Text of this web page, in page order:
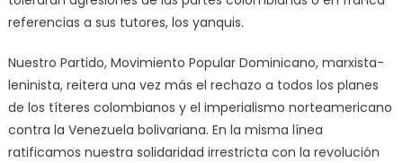
referencias a sus tutores, los yanquis.
Nuestro Partido, Movimiento Popular Dominicano, marxista-
leninista, reitera una vez más el rechazo a todos los planes
de los títeres colombianos y el imperialismo norteamericano
contra la Venezuela bolivariana. En la misma línea
ratificamos nuestra solidaridad irrestricta con la revolución